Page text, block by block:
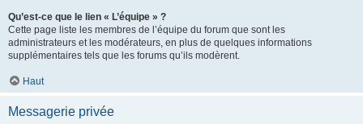
Qu’est-ce que le lien « L’équipe » ?
Cette page liste les membres de l’équipe du forum que sont les
administrateurs et les modérateurs, en plus de quelques informations
supplémentaires tels que les forums qu’ils modèrent.
Haut
Messagerie privée